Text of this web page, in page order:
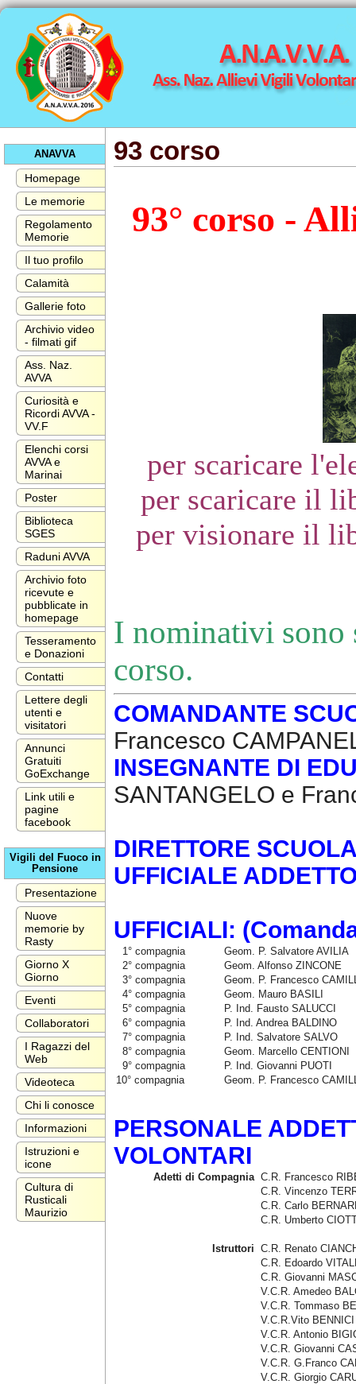
ANAVVA
Homepage
Le memorie
Regolamento
Memorie
Il tuo profilo
Calamità
Gallerie foto
Archivio video
- filmati gif
Ass. Naz.
AVVA
Curiosità e
Ricordi AVVA -
VV.F
Elenchi corsi
AVVA e
Marinai
Poster
Biblioteca
SGES
Raduni AVVA
Archivio foto
ricevute e
pubblicate in
homepage
Tesseramento
e Donazioni
Contatti
Lettere degli
utenti e
visitatori
Annunci
Gratuiti
GoExchange
Link utili e
pagine
facebook
Vigili del Fuoco in
Pensione
Presentazione
Nuove
memorie by
Rasty
Giorno X
Giorno
Eventi
Collaboratori
I Ragazzi del
Web
Videoteca
Chi li conosce
Informazioni
Istruzioni e
icone
Cultura di
Rusticali
Maurizio
93 corso
93° corso -
per scaricare
per scaricare il
per visionare il
I nominativi sono
corso.
COMANDANTE
Francesco
INSEGNANTE DI
SANTANGELO e
DIRETTORE
UFFICIALE
UFFICIALI:
1° compagnia
Geom. P. Salvatore AVILIA
2° compagnia
Geom. Alfonso ZINCONE
3° compagnia
Geom. P. Francesco
4° compagnia
Geom. Mauro BASILI
5° compagnia
P. Ind. Fausto SALUCCI
6° compagnia
P. Ind. Andrea BALDINO
7° compagnia
P. Ind. Salvatore SALVO
8° compagnia
Geom. Marcello CENTIONI
9° compagnia
P. Ind. Giovanni PUOTI
10° compagnia
Geom. P. Francesco
PERSONALE
VOLONTARI
Adetti di Compagnia C.R. Francesco
C.R. Vincenzo
C.R. Carlo
C.R. Umberto
Istruttori C.R. Renato
C.R. Edoardo
C.R. Giovanni
V.C.R. Amedeo
V.C.R. Tommaso
V.C.R.Vito BENNICI
V.C.R. Antonio
V.C.R. Giovanni
V.C.R. G.Franco
V.C.R. Giorgio